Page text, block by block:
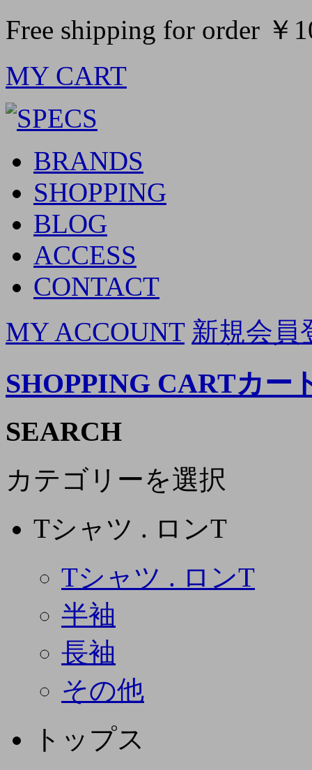
Free shipping for order ￥
MY CART
BRANDS
SHOPPING
BLOG
ACCESS
CONTACT
MY ACCOUNT 新規会員
SHOPPING CARTカー
SEARCH
カテゴリーを選択
Tシャツ . ロンT
Tシャツ . ロンT
半袖
長袖
その他
トップス